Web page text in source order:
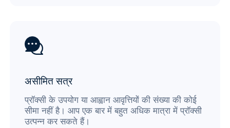
असीमित सत्र
प्रॉक्सी के उपयोग या आह्वान आवृत्तियों की संख्या की कोई
सीमा नहीं है। आप एक बार में बहुत अधिक मात्रा में प्रॉक्सी
उत्पन्न कर सकते हैं।